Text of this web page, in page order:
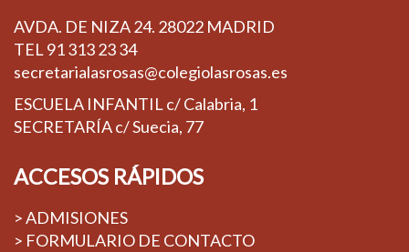
AVDA. DE NIZA 24. 28022 MADRID
TEL 91 313 23 34
secretarialasrosas@colegiolasrosas.es
ESCUELA INFANTIL c/ Calabria, 1
SECRETARÍA c/ Suecia, 77
ACCESOS RÁPIDOS
> ADMISIONES
> FORMULARIO DE CONTACTO